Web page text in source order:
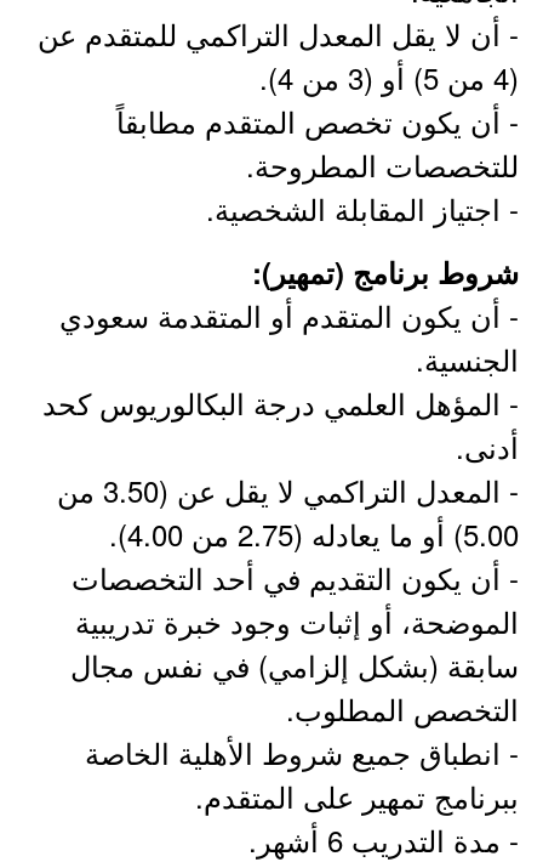
- أن لا يقل المعدل التراكمي للمتقدم عن
(4 من 5) أو (3 من 4).
- أن يكون تخصص المتقدم مطابقاً
للتخصصات المطروحة.
- اجتياز المقابلة الشخصية.
شروط برنامج (تمهير):
- أن يكون المتقدم أو المتقدمة سعودي
الجنسية.
- المؤهل العلمي درجة البكالوريوس كحد
أدنى.
- المعدل التراكمي لا يقل عن (3.50 من
5.00) أو ما يعادله (2.75 من 4.00).
- أن يكون التقديم في أحد التخصصات
الموضحة، أو إثبات وجود خبرة تدريبية
سابقة (بشكل إلزامي) في نفس مجال
التخصص المطلوب.
- انطباق جميع شروط الأهلية الخاصة
ببرنامج تمهير على المتقدم.
- مدة التدريب 6 أشهر.